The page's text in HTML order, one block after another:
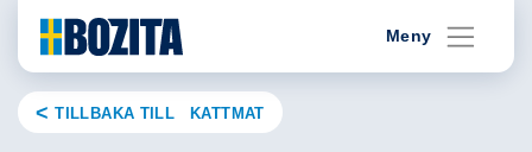
content
Meny
TILLBAKA TILL KATTMAT